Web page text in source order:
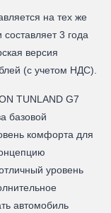
на тех же
3 года
версия
(с учетом НДС).
TUNLAND G7
базовой
комфорта для
уровень
автомобиль